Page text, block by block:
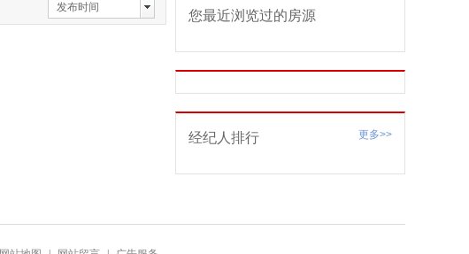
页
发布时间
您最近浏览过的房源
更多>>
经纪人排行